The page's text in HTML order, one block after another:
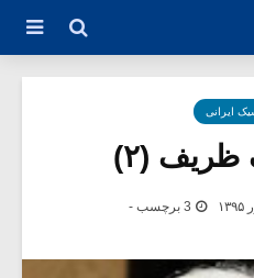
ایرانی
ظریف (۲)
3 برچسب -